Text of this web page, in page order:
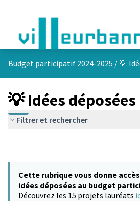
Budget participatif 2024-2025 /💡
💡 Idées déposées
Filtrer et rechercher
Cette rubrique vous donne
idées déposées au budget
Découvrez les 15 projets lauréats